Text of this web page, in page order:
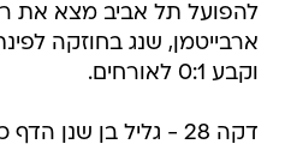
להפועל תל אביב מצא את
ארבייטמן, שנג בחוזקה
וקבע 0:1 לאורחים.
דקה 28 - גליל בן שנן